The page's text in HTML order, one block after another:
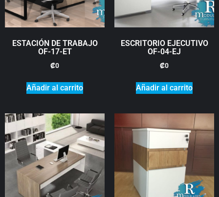
ESTACIÓN DE TRABAJO
OF-17-ET
₡0
Añadir al carrito
ESCRITORIO EJECUTIVO
OF-04-EJ
₡0
Añadir al carrito